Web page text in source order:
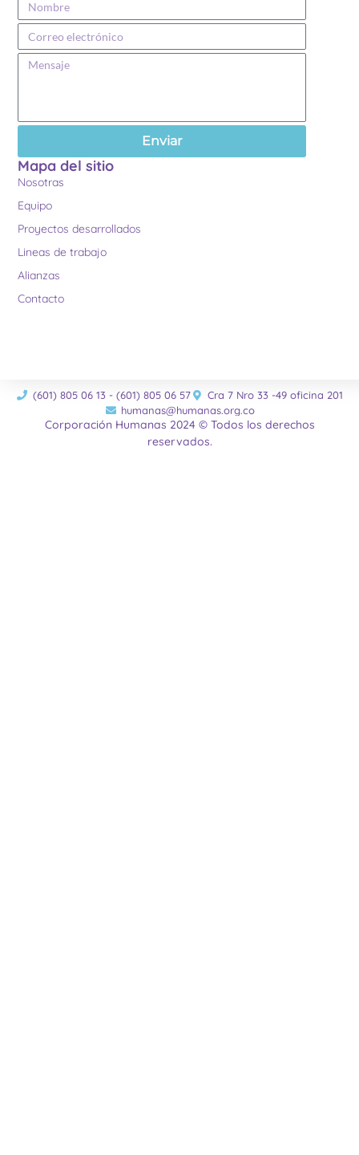
Enviar
Mapa del sitio
Nosotras
Equipo
Proyectos desarrollados
Lineas de trabajo
Alianzas
Contacto
(601) 805 06 13 - (601) 805 06 57
Cra 7 Nro 33 -49 oficina 201
humanas@humanas.org.co
Corporación Humanas 2024 © Todos los derechos
reservados.